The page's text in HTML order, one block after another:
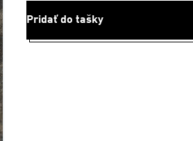
Pridať do tašky